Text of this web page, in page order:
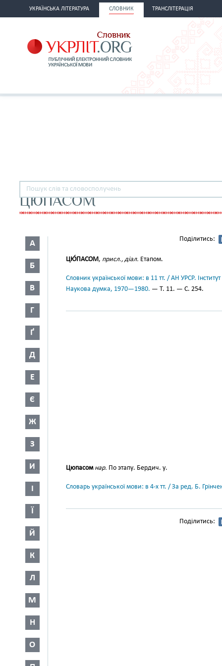
УКРАЇНСЬКА ЛІТЕРАТУРА СЛОВНИК ТРАНСЛІТЕРАЦІЯ
ЦЮПАСОМ
А
Б
В
Г
Ґ
Д
Е
Є
Ж
З
И
І
Ї
Й
К
Л
М
Н
О
Поділитись:
ЦЮ́ПАСОМ, присл., діал. Етапом.
Словник української мови: в 11 тт. / АН УРСР.
Наукова думка, 1970—1980. — Т. 11. — С. 254.
Цюпасом нар. По этапу. Бердич. у.
Словарь української мови: в 4-х тт. / За ред. Б.
Поділитись: